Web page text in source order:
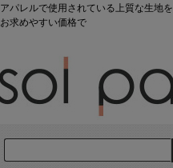
アパレルで使用されている上質な生地を
お求めやすい価格で